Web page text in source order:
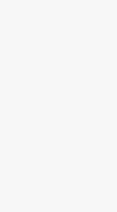
отпаривание изделий.
воздействия
не гарантирует